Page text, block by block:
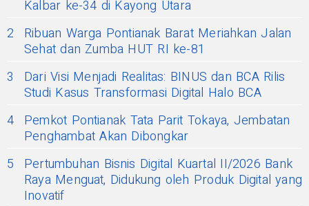
Kalbar ke-34 di Kayong Utara
2
Ribuan Warga Pontianak Barat Meriahkan Jalan
Sehat dan Zumba HUT RI ke-81
3
Dari Visi Menjadi Realitas: BINUS dan BCA Rilis
Studi Kasus Transformasi Digital Halo BCA
4 Pemkot Pontianak Tata Parit Tokaya, Jembatan
Penghambat Akan Dibongkar
5
Pertumbuhan Bisnis Digital Kuartal II/2026 Bank
Raya Menguat, Didukung oleh Produk Digital yang
Inovatif